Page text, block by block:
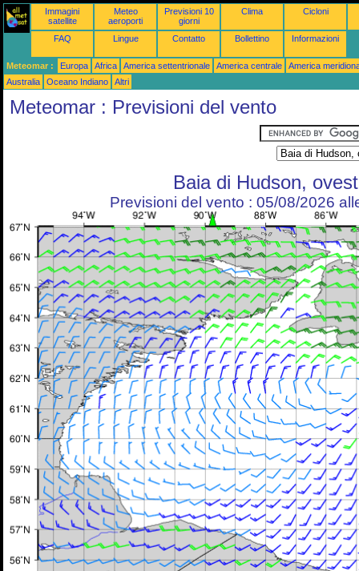
Immagini
satellite
Meteo
aeroporti
Previsioni 10
giorni
Clima Cicloni
FAQ Lingue Contatto Bollettino Informazioni
Meteomar : Europa Africa America settentrionale America centrale
America
Australia
Oceano Indiano Altri
Meteomar : Previsioni del vento
Baia di Hudson, ovest
Previsioni del vento : 05/08/2026